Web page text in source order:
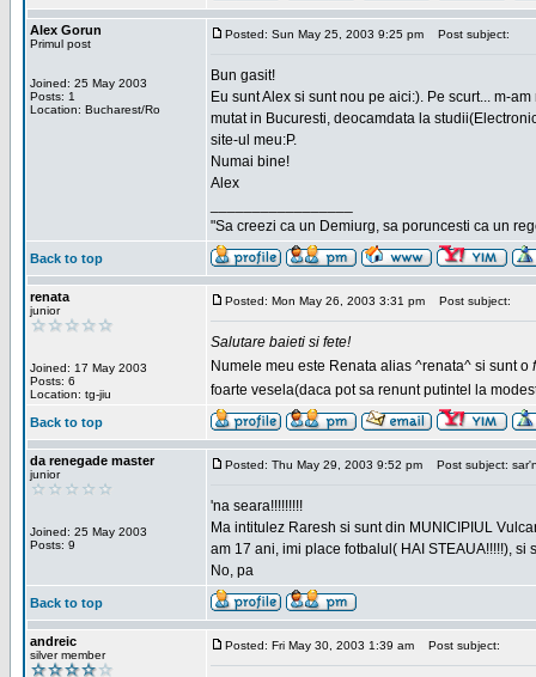
Alex Gorun
Primul post
Joined: 25 May 2003
Posts: 1
Location: Bucharest/Ro
Posted: Sun May 25, 2003 9:25 pm Post subject:
Bun gasit!
Eu sunt Alex si sunt nou pe aici:). Pe scurt... m-
mutat in Bucuresti, deocamdata la
site-ul meu:P.
Numai bine!
Alex
"Sa creezi ca un Demiurg, sa poruncesti ca un
Back to top
renata
junior
Joined: 17 May 2003
Posts: 6
Location: tg-jiu
Posted: Mon May 26, 2003 3:31 pm Post subject:
Salutare baieti si fete!
Numele meu este Renata alias ^renata^ si sunt o
foarte vesela(daca pot sa renunt putintel la
Back to top
da renegade master
junior
Joined: 25 May 2003
Posts: 9
Posted: Thu May 29, 2003 9:52 pm Post subject:
'na seara!!!!!!!!!
Ma intitulez Raresh si sunt din MUNICIPIUL
am 17 ani, imi place fotbalul( HAI STEAUA!!!!!), si
No, pa
Back to top
andreic
silver member
Posted: Fri May 30, 2003 1:39 am Post subject: